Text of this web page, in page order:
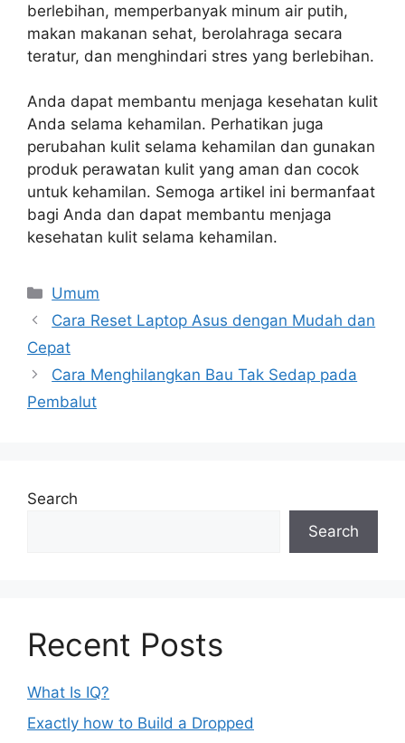
berlebihan, memperbanyak minum air putih,
makan makanan sehat, berolahraga secara
teratur, dan menghindari stres yang berlebihan.
Anda dapat membantu menjaga kesehatan kulit
Anda selama kehamilan. Perhatikan juga
perubahan kulit selama kehamilan dan gunakan
produk perawatan kulit yang aman dan cocok
untuk kehamilan. Semoga artikel ini bermanfaat
bagi Anda dan dapat membantu menjaga
kesehatan kulit selama kehamilan.
Categories
Umum
Cara Reset Laptop Asus dengan Mudah dan
Cepat
Cara Menghilangkan Bau Tak Sedap pada
Pembalut
Search
Search
Recent Posts
What Is IQ?
Exactly how to Build a Dropped